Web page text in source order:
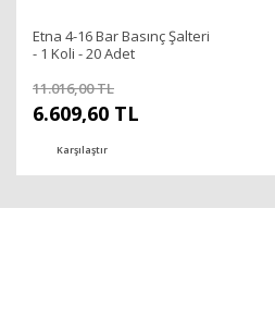
Etna 4-16 Bar Basınç Şalteri
- 1 Koli - 20 Adet
11.016,00 TL
6.609,60 TL
Karşılaştır